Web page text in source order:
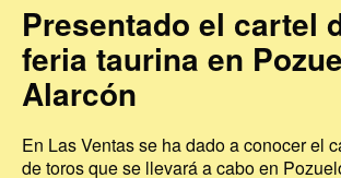
Presentado el cartel
feria taurina en
Alarcón
En Las Ventas se ha dado a conocer el
de toros que se llevará a cabo en